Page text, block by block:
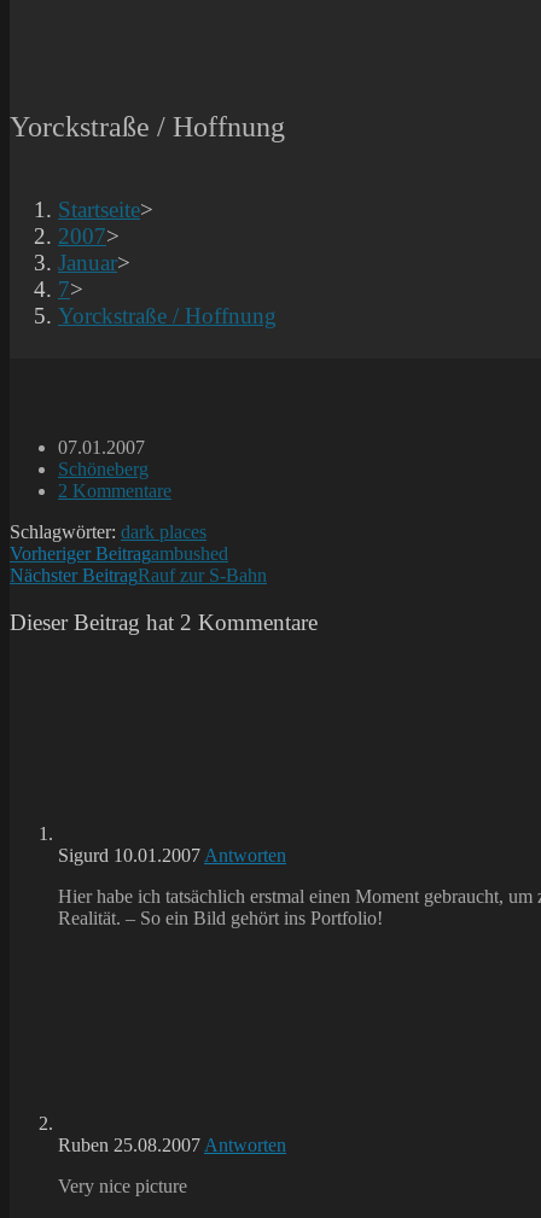
Yorckstraße / Hoffnung
Startseite>
2007>
Januar>
7>
Yorckstraße / Hoffnung
Beitrag
veröffentlicht:
07.01.2007
Beitrags-
Kategorie:
Schöneberg
Beitrags-
2 Kommentare
Schlagwörter: dark places
Weitere
Artikel
ansehen
Vorheriger Beitragambushed
Nächster BeitragRauf zur S-Bahn
Dieser Beitrag hat 2 Kommentare
Sigurd 10.01.2007 Antworten
Hier habe ich tatsächlich erstmal einen Moment gebraucht,
Realität. – So ein Bild gehört ins Portfolio!
Ruben 25.08.2007 Antworten
Very nice picture